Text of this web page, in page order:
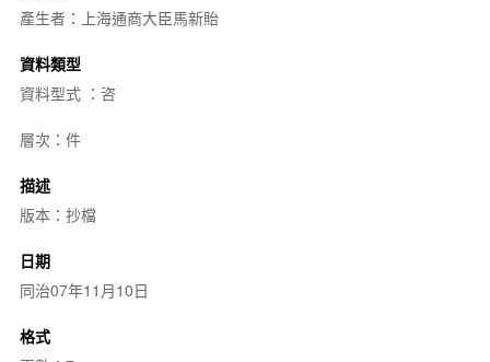
產生者：上海通商大臣馬新貽
資料類型
資料型式 ：咨
層次：件
描述
版本：抄檔
日期
同治07年11月10日
格式